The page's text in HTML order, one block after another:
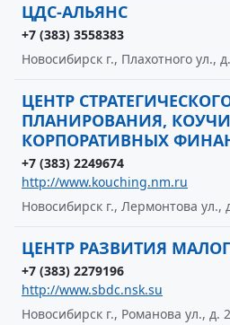
ЦДС-АЛЬЯНС
+7 (383) 3558383
Новосибирск г., Плахотного ул.,
ЦЕНТР
ПЛАНИРОВАНИЯ,
КОРПОРАТИВНЫХ
+7 (383) 2249674
http://www.kouching.nm.ru
Новосибирск г., Лермонтова ул.,
ЦЕНТР РАЗВИТИЯ
+7 (383) 2279196
http://www.sbdc.nsk.su
Новосибирск г., Романова ул., д.